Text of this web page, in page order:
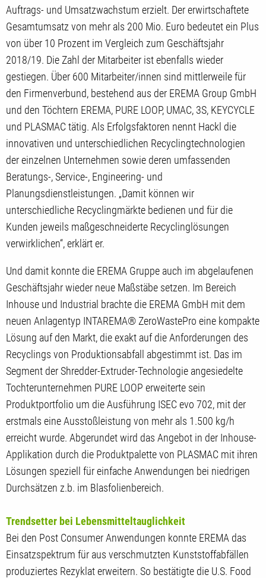
Auftrags- und Umsatzwachstum erzielt. Der erwirtschaftete
Gesamtumsatz von mehr als 200 Mio. Euro bedeutet ein Plus
von über 10 Prozent im Vergleich zum Geschäftsjahr
2018/19. Die Zahl der Mitarbeiter ist ebenfalls wieder
gestiegen. Über 600 Mitarbeiter/innen sind mittlerweile für
den Firmenverbund, bestehend aus der EREMA Group GmbH
und den Töchtern EREMA, PURE LOOP, UMAC, 3S, KEYCYCLE
und PLASMAC tätig. Als Erfolgsfaktoren nennt Hackl die
innovativen und unterschiedlichen Recyclingtechnologien
der einzelnen Unternehmen sowie deren umfassenden
Beratungs-, Service-, Engineering- und
Planungsdienstleistungen. „Damit können wir
unterschiedliche Recyclingmärkte bedienen und für die
Kunden jeweils maßgeschneiderte Recyclinglösungen
verwirklichen“, erklärt er.
Und damit konnte die EREMA Gruppe auch im abgelaufenen
Geschäftsjahr wieder neue Maßstäbe setzen. Im Bereich
Inhouse und Industrial brachte die EREMA GmbH mit dem
neuen Anlagentyp INTAREMA® ZeroWastePro eine kompakte
Lösung auf den Markt, die exakt auf die Anforderungen des
Recyclings von Produktionsabfall abgestimmt ist. Das im
Segment der Shredder-Extruder-Technologie angesiedelte
Tochterunternehmen PURE LOOP erweiterte sein
Produktportfolio um die Ausführung ISEC evo 702, mit der
erstmals eine Ausstoßleistung von mehr als 1.500 kg/h
erreicht wurde. Abgerundet wird das Angebot in der Inhouse-
Applikation durch die Produktpalette von PLASMAC mit ihren
Lösungen speziell für einfache Anwendungen bei niedrigen
Durchsätzen z.b. im Blasfolienbereich.
Trendsetter bei Lebensmitteltauglichkeit
Bei den Post Consumer Anwendungen konnte EREMA das
Einsatzspektrum für aus verschmutzten Kunststoffabfällen
produziertes Rezyklat erweitern. So bestätigte die U.S. Food